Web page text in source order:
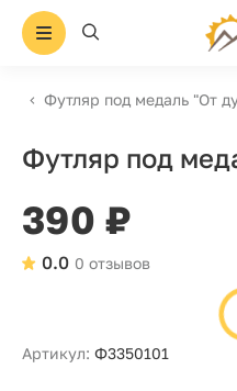
Футляр под медаль "От
Футляр под
390 ₽
0 отзывов
0.0
Артикул: Ф3350101